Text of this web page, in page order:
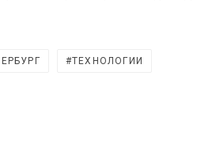
ТЕХНОЛОГИИ